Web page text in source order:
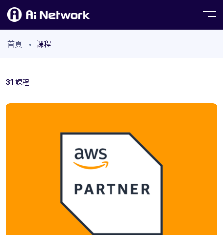
首頁 課程
31 課程